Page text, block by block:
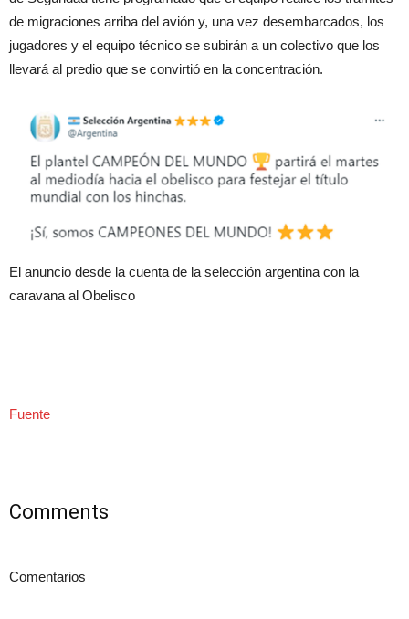
de migraciones arriba del avión y, una vez desembarcados, los
jugadores y el equipo técnico se subirán a un colectivo que los
llevará al predio que se convirtió en la concentración.
El anuncio desde la cuenta de la selección argentina con la
caravana al Obelisco
Fuente
Comments
Comentarios